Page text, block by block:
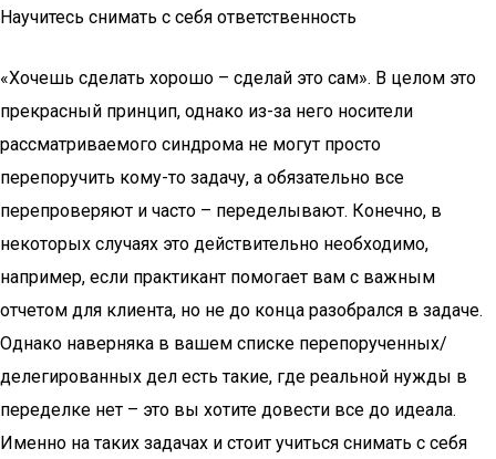
Научитесь снимать с себя ответственность
«Хочешь сделать хорошо – сделай это сам». В целом это
прекрасный принцип, однако из-за него носители
рассматриваемого синдрома не могут просто
перепоручить кому-то задачу, а обязательно все
перепроверяют и часто – переделывают. Конечно, в
некоторых случаях это действительно необходимо,
например, если практикант помогает вам с важным
отчетом для клиента, но не до конца разобрался в задаче.
Однако наверняка в вашем списке перепорученных/
делегированных дел есть такие, где реальной нужды в
переделке нет – это вы хотите довести все до идеала.
Именно на таких задачах и стоит учиться снимать с себя